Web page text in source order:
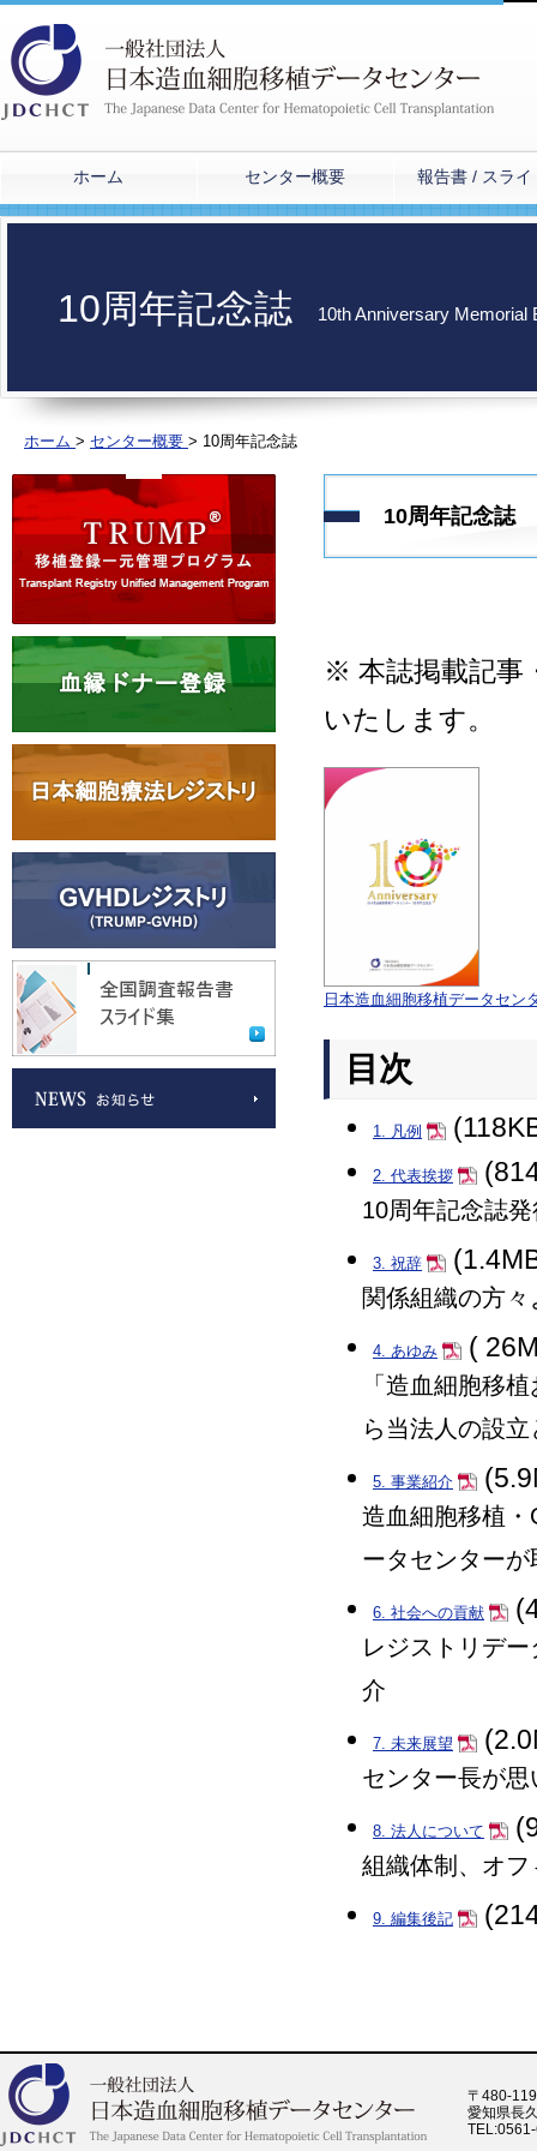
ホーム センター概要 報告書 / スライ
10周年記念誌 10th Anniversary Memorial
ホーム > センター概要 > 10周年記念誌
10周年記念誌
※ 本誌掲載記事
いたします。
日本造血細胞移植データセン
目次
1. 凡例
2. 代表挨拶
10周年記念誌
3. 祝辞
関係組織の方
4. あゆみ (
「造血細胞移
ら当法人の設
5. 事業紹介
造血細胞移植
ータセンター
6. 社会への貢献
レジストリデ
介
7. 未来展望
センター長が
8. 法人について
組織体制、オ
9. 編集後記
〒480-
愛知県長